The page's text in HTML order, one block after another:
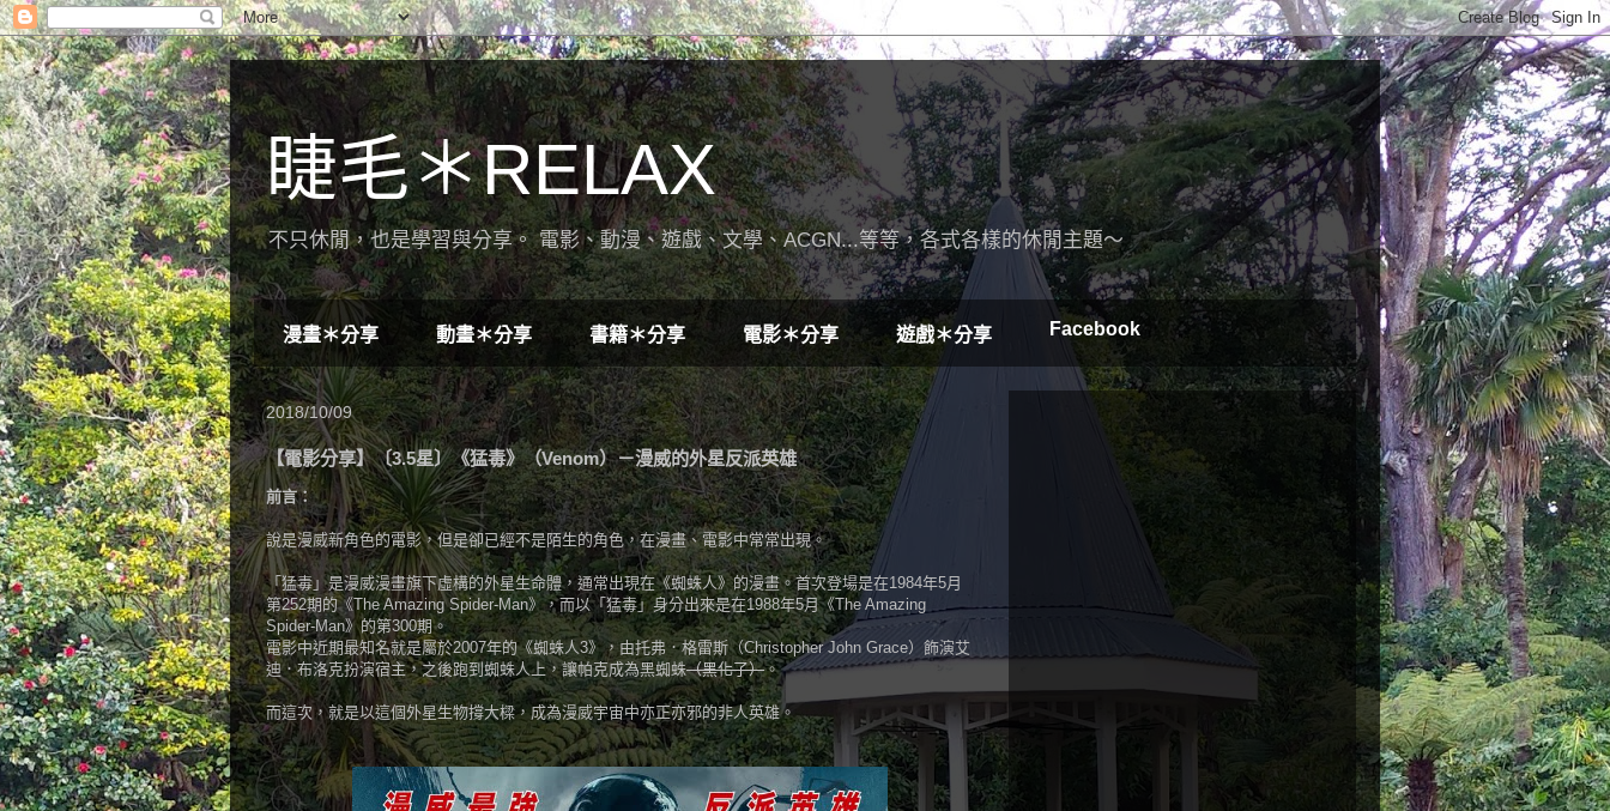
睫毛＊RELAX
不只休閒，也是學習與分享。 電影、動漫、遊戲、文學、ACGN...等等，各式各樣的休閒主題～
漫畫＊分享 動畫＊分享 書籍＊分享 電影＊分享 遊戲＊分享 Facebook
2018/10/09
【電影分享】〔3.5星〕《猛毒》（Venom）－漫威的外星反派英雄
前言：
說是漫威新角色的電影，但是卻已經不是陌生的角色，在漫畫、電影中常常出現。
「猛毒」是漫威漫畫旗下虛構的外星生命體，通常出現在《蜘蛛人》的漫畫。首次登場是在1984年5月
第252期的《The Amazing Spider-Man》，而以「猛毒」身分出來是在1988年5月《The Amazing
Spider-Man》的第300期。
電影中近期最知名就是屬於2007年的《蜘蛛人3》，由托弗．格雷斯（Christopher John Grace）飾演艾
迪．布洛克扮演宿主，之後跑到蜘蛛人上，讓帕克成為黑蜘蛛（黑化了）。
而這次，就是以這個外星生物撐大樑，成為漫威宇宙中亦正亦邪的非人英雄。